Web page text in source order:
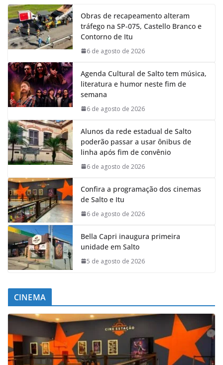
e
b
o
o
k
t
s
A
p
p
k
e
d
I
n
m
Obras de recapeamento alteram
tráfego na SP-075, Castello Branco e
Contorno de Itu
6 de agosto de 2026
Agenda Cultural de Salto tem música,
literatura e humor neste fim de
semana
6 de agosto de 2026
Alunos da rede estadual de Salto
poderão passar a usar ônibus de
linha após fim de convênio
6 de agosto de 2026
Confira a programação dos cinemas
de Salto e Itu
6 de agosto de 2026
Bella Capri inaugura primeira
unidade em Salto
5 de agosto de 2026
CINEMA